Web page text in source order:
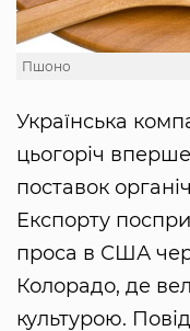
Пшоно
Українська
цьогоріч
поставок
Експорту
проса в США
Колорадо, де
культурою.